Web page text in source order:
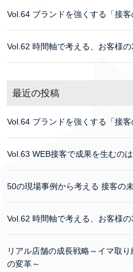
Vol.64 ブランドを強くする「接客
Vol.62 時間軸で考える、お客様
最近の投稿
Vol.64 ブランドを強くする「接客
Vol.63 WEB接客で成果を生むのは
50の現場事例から考える 接客の
Vol.62 時間軸で考える、お客様
リアル店舗の成長戦略～イマ取
の変革～